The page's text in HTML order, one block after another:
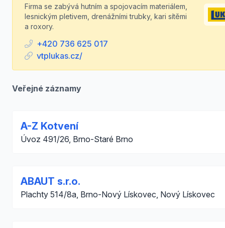
Firma se zabývá hutním a spojovacím materiálem,
lesnickým pletivem, drenážními trubky, kari sítěmi
a roxory.
+420 736 625 017
vtplukas.cz/
Veřejné záznamy
A-Z Kotvení
Úvoz 491/26, Brno-Staré Brno
ABAUT s.r.o.
Plachty 514/8a, Brno-Nový Lískovec, Nový Lískovec